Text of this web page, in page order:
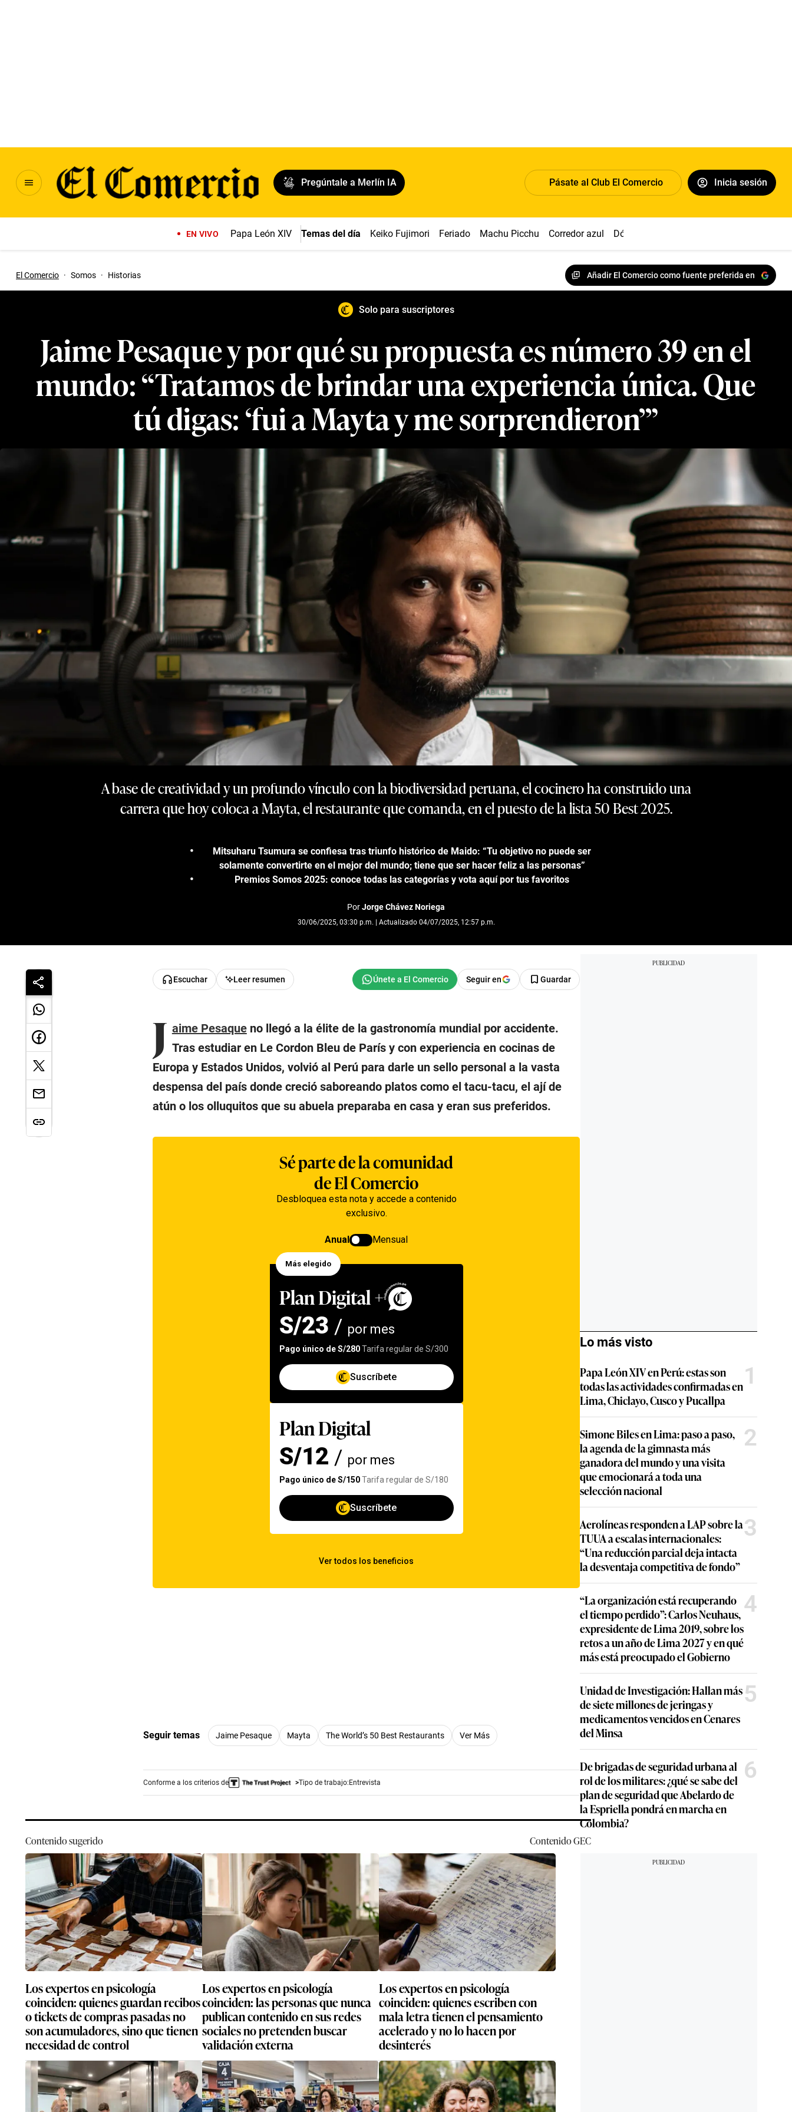
Pregúntale a Merlín IA Pásate al Club El Comercio Inicia sesión
EN VIVO Papa León XIV Temas del día Keiko Fujimori Feriado Machu Picchu Corredor azul Dólar
El Comercio · Somos · Historias Añadir El Comercio como fuente preferida en
Solo para suscriptores
Jaime Pesaque y por qué su propuesta es número 39 en el
mundo: “Tratamos de brindar una experiencia única. Que
tú digas: ‘fui a Mayta y me sorprendieron’”
A base de creatividad y un profundo vínculo con la biodiversidad peruana, el cocinero ha construido una
carrera que hoy coloca a Mayta, el restaurante que comanda, en el puesto de la lista 50 Best 2025.
Mitsuharu Tsumura se confiesa tras triunfo histórico de Maido: “Tu objetivo no puede ser
solamente convertirte en el mejor del mundo; tiene que ser hacer feliz a las personas”
Premios Somos 2025: conoce todas las categorías y vota aquí por tus favoritos
PorJorge Chávez Noriega
30/06/2025, 03:30 p.m. | Actualizado 04/07/2025, 12:57 p.m.
Escuchar Leer resumen Seguir en Guardar
J aime Pesaqueno llegó a la élite de la gastronomía mundial por accidente.
Tras estudiar en Le Cordon Bleu de París y con experiencia en cocinas de
Europa y Estados Unidos, volvió al Perú para darle un sello personal a la vasta
despensa del país donde creció saboreando platos como el tacu-tacu, el ají de
atún o los olluquitos que su abuela preparaba en casa y eran sus preferidos.
Seguir temas Jaime Pesaque Mayta The World’s 50 Best Restaurants Ver Más
Conforme a los criterios de Tipo de trabajo:Entrevista
Contenido sugerido ContenidoGEC
Los expertos en psicología
coinciden: quienes guardan recibos
o tickets de compras pasadas no
son acumuladores, sino que tienen
necesidad de control
Los expertos en psicología
coinciden: las personas que nunca
publican contenido en sus redes
sociales no pretenden buscar
validación externa
Los expertos en psicología
coinciden: quienes escriben con
mala letra tienen el pensamiento
acelerado y no lo hacen por
desinterés
Lo más visto
Papa León XIV en Perú: estas son
todas las actividades confirmadas en
Lima, Chiclayo, Cusco y Pucallpa
1
Simone Biles en Lima: paso a paso,
la agenda de la gimnasta más
ganadora del mundo y una visita
que emocionará a toda una
selección nacional
2
Aerolíneas responden a LAP sobre la
TUUA a escalas internacionales:
“Una reducción parcial deja intacta
la desventaja competitiva de fondo”
3
“La organización está recuperando
el tiempo perdido”: Carlos Neuhaus,
expresidente de Lima 2019, sobre los
retos a un año de Lima 2027 y en qué
más está preocupado el Gobierno
4
Unidad de Investigación: Hallan más
de siete millones de jeringas y
medicamentos vencidos en Cenares
del Minsa
5
De brigadas de seguridad urbana al
rol de los militares: ¿qué se sabe del
plan de seguridad que Abelardo de
la Espriella pondrá en marcha en
Colombia?
6